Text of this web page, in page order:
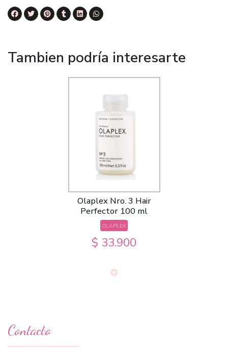
Tambien podría interesarte
Olaplex Nro. 3 Hair
Perfector 100 ml
OLAPLEX
$ 33.900
Contacto